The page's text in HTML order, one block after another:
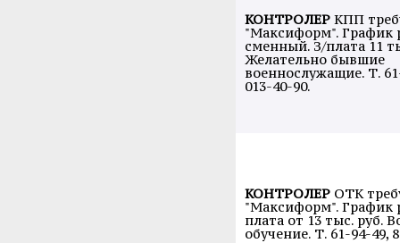
КОНТРОЛЕР КПП
"Максиформ". График
сменный. З/плата 11
Желательно бывшие
военнослужащие. Т.
013-40-90.
КОНТРОЛЕР ОТК
"Максиформ". График
плата от 13 тыс. руб.
обучение. Т. 61-94-49,